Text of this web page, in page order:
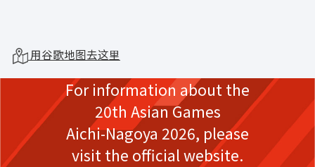
用谷歌地图去这里
For information about the
20th Asian Games
Aichi-Nagoya 2026, please
visit the official website.